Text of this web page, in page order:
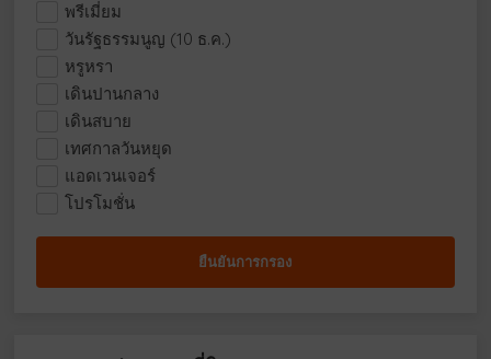
พรีเมี่ยม
วันรัฐธรรมนูญ (10 ธ.ค.)
หรูหรา
เดินปานกลาง
เดินสบาย
เทศกาลวันหยุด
แอดเวนเจอร์
โปรโมชั่น